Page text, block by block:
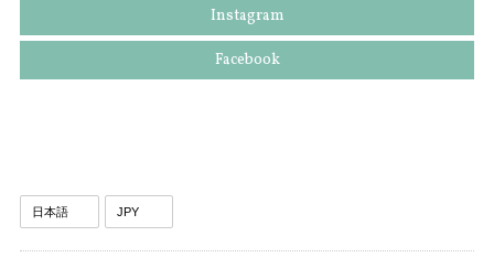
Instagram
Facebook